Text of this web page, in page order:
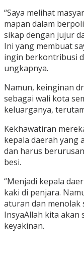
“Saya melihat
mapan dalam
sikap dengan jujur
Ini yang membuat
ingin berkontribusi
ungkapnya.
Namun, keinginan
sebagai wali kota
keluarganya,
Kekhawatiran
kepala daerah yang
dan harus
besi.
“Menjadi kepala
kaki di penjara.
aturan dan menolak
InsyaAllah kita akan
keyakinan.